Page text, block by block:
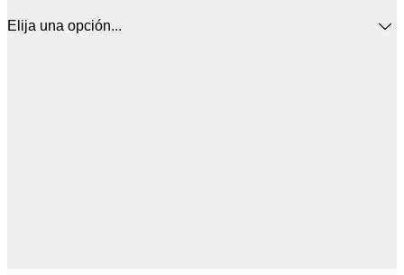
Elija una opción...